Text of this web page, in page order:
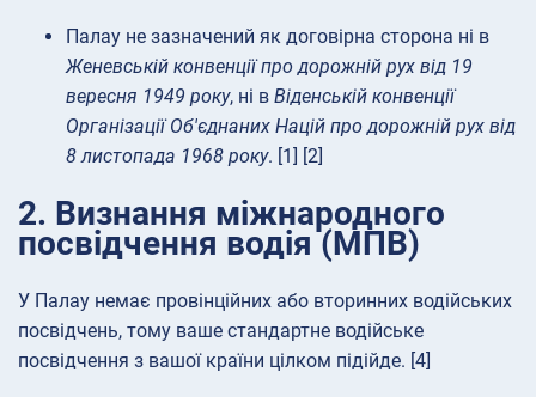
Палау не зазначений як договірна сторона ні в
Женевській конвенції про дорожній рух від 19
вересня 1949 року, ні в Віденській конвенції
Організації Об'єднаних Націй про дорожній рух від
8 листопада 1968 року. [1] [2]
2. Визнання міжнародного
посвідчення водія (МПВ)
У Палау немає провінційних або вторинних водійських
посвідчень, тому ваше стандартне водійське
посвідчення з вашої країни цілком підійде. [4]